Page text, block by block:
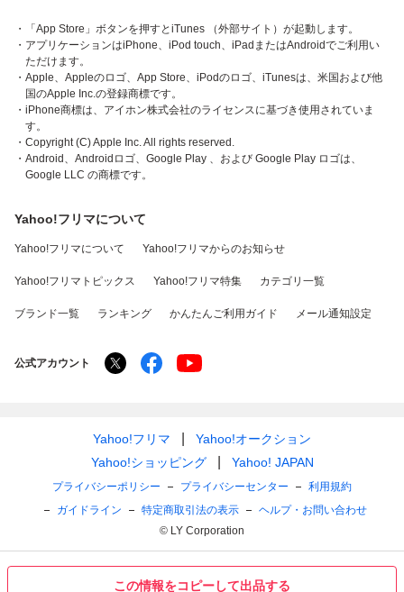
この情報をコピーして出品する
・「App Store」ボタンを押すとiTunes （外部サイト）が起動します。
・アプリケーションはiPhone、iPod touch、iPadまたはAndroidでご利用い
ただけます。
・Apple、Appleのロゴ、App Store、iPodのロゴ、iTunesは、米国および他
国のApple Inc.の登録商標です。
・iPhone商標は、アイホン株式会社のライセンスに基づき使用されていま
す。
・Copyright (C) Apple Inc. All rights reserved.
・Android、Androidロゴ、Google Play 、および Google Play ロゴは、
Google LLC の商標です。
Yahoo!フリマについて
Yahoo!フリマについて Yahoo!フリマからのお知らせ
Yahoo!フリマトピックス Yahoo!フリマ特集 カテゴリ一覧
ブランド一覧 ランキング かんたんご利用ガイド メール通知設定
公式アカウント
Yahoo!フリマ
Yahoo!オークション
Yahoo!ショッピング
Yahoo! JAPAN
プライバシーポリシー プライバシーセンター
利用規約
ガイドライン
特定商取引法の表示
ヘルプ・お問い合わせ
© LY Corporation